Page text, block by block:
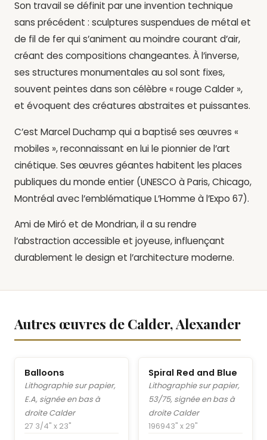
Son travail se définit par une invention technique
sans précédent : sculptures suspendues de métal et
de fil de fer qui s’animent au moindre courant d’air,
créant des compositions changeantes. À l’inverse,
ses structures monumentales au sol sont fixes,
souvent peintes dans son célèbre « rouge Calder »,
et évoquent des créatures abstraites et puissantes.
C’est Marcel Duchamp qui a baptisé ses œuvres «
mobiles », reconnaissant en lui le pionnier de l’art
cinétique. Ses œuvres géantes habitent les places
publiques du monde entier (UNESCO à Paris, Chicago,
Montréal avec l’emblématique L’Homme à l’Expo 67).
Ami de Miró et de Mondrian, il a su rendre
l’abstraction accessible et joyeuse, influençant
durablement le design et l’architecture moderne.
Autres œuvres de Calder, Alexander
Balloons
Lithographie sur papier,
E.A, signée en bas à
droite Calder
27 3/4" x 23"
Spiral Red and Blue
Lithographie sur papier,
53/75, signée en bas à
droite Calder
196943" x 29"